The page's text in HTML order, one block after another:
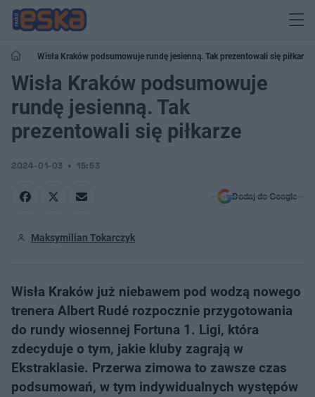
Wisła Kraków podsumowuje rundę jesienną. Tak prezentowali się piłkarze
Wisła Kraków podsumowuje
rundę jesienną. Tak
prezentowali się piłkarze
2024-01-03 15:53
Dodaj do Google
Maksymilian Tokarczyk
Wisła Kraków już niebawem pod wodzą nowego
trenera Albert Rudé rozpocznie przygotowania
do rundy wiosennej Fortuna 1. Ligi, która
zdecyduje o tym, jakie kluby zagrają w
Ekstraklasie. Przerwa zimowa to zawsze czas
podsumowań, w tym indywidualnych występów